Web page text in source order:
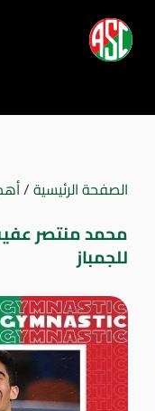
الصفحة الرئيسية/
محمد منتصر
للجمباز